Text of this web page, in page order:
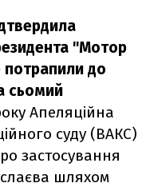
"Мотор
потрапили до
сьомий
Апеляційна
суду (ВАКС)
застосування
шляхом